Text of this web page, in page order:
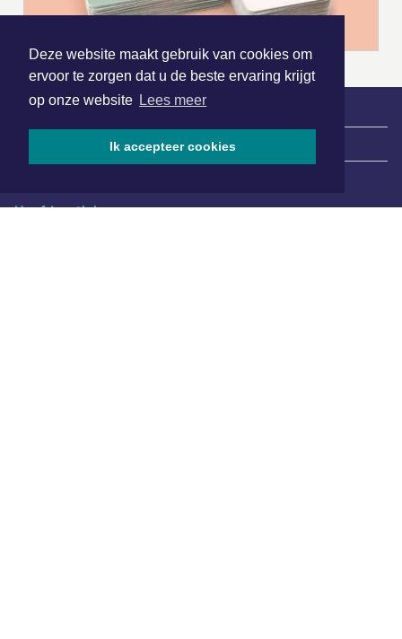
Deze website maakt gebruik van cookies om
ervoor te zorgen dat u de beste ervaring krijgt
op onze website Lees meer
Ik accepteer cookies
| Nieuws | Sport | Evenementen
Hoofdvestiging: